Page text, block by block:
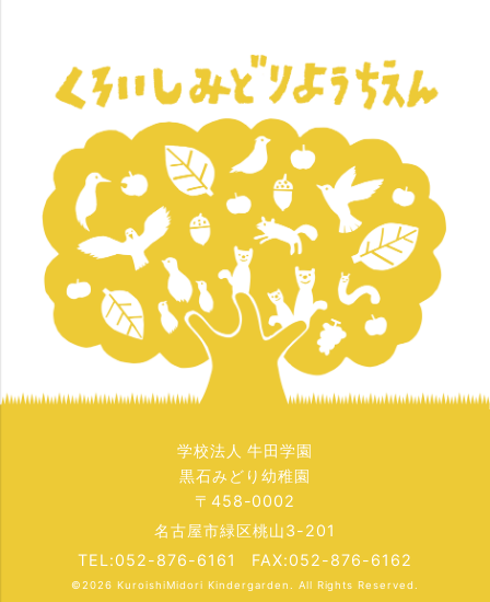
学校法人 牛田学園
黒石みどり幼稚園
〒458-0002
名古屋市緑区桃山3-201
TEL:052-876-6161 FAX:052-876-6162
©2026 KuroishiMidori Kindergarden. All Rights Reserved.